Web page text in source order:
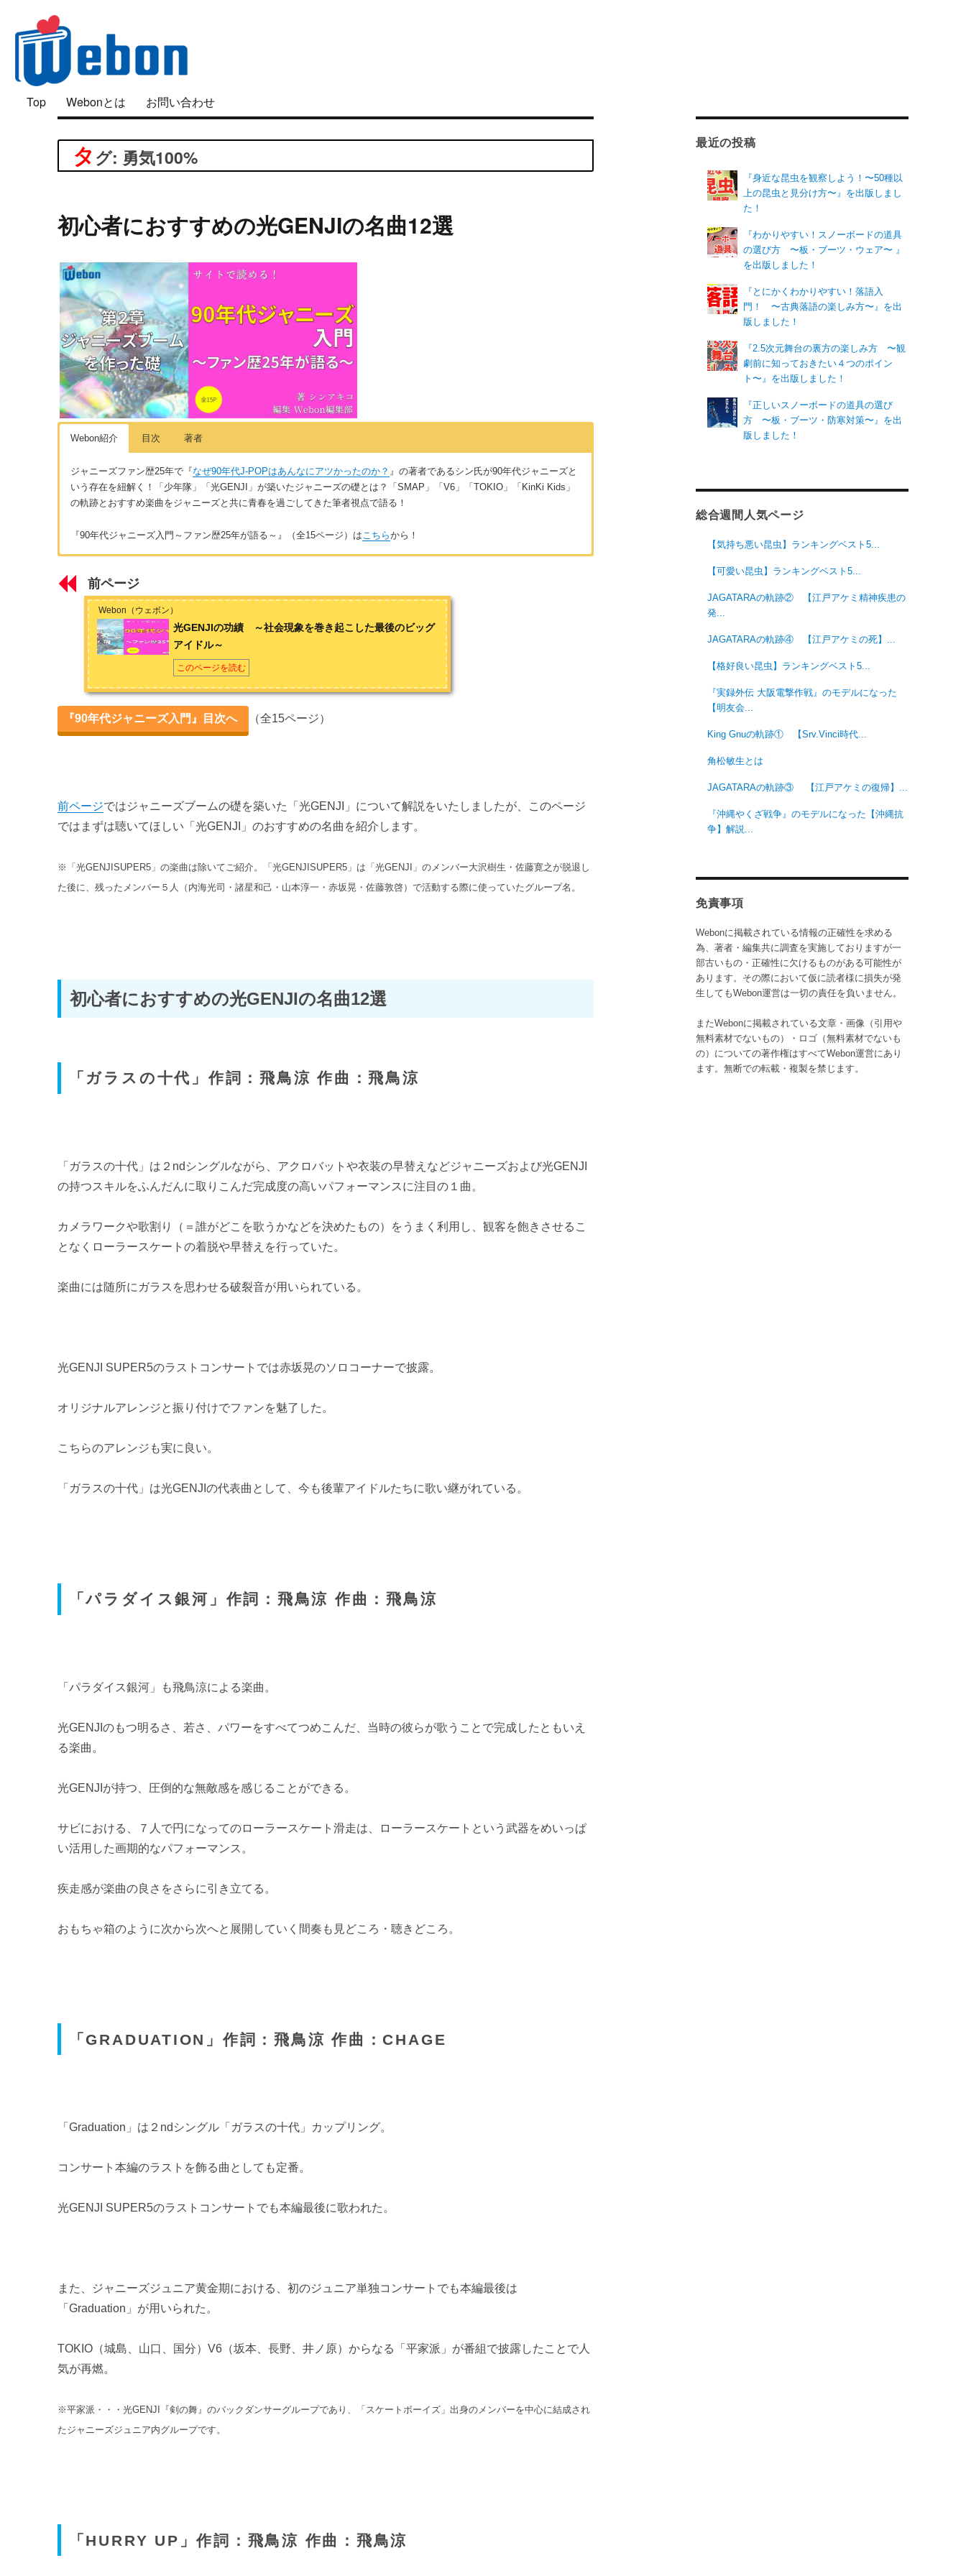
Webon（ウェボン）
「好き」は面白い
Top Webonとは お問い合わせ
タ グ: 勇気100%
初心者におすすめの光GENJIの名曲12選
Webon紹介 目次 著者
ジャニーズファン歴25年で『なぜ90年代J-POPはあんなにアツかったのか？ 』の著者であるシン氏が90年代ジャニーズと
いう存在を紐解く！「少年隊」「光GENJI」が築いたジャニーズの礎とは？「SMAP」「V6」「TOKIO」「KinKi Kids」
の軌跡とおすすめ楽曲をジャニーズと共に青春を過ごしてきた筆者視点で語る！
『90年代ジャニーズ入門～ファン歴25年が語る～』（全15ページ）は こちらから！
90年代ジャニーズの魅力を伝えたい理由
第1章 歴史
ジャニーズブームの歴史
第2章 ジャニーズブームを作った礎
少年隊の功績
初心者におすすめ光GENJIの名曲12選
第3章 90年代ジャニーズの軌跡と名曲
TOKIOの軌跡
TOKIOの90年代のおすすめの名曲７選
V6の90年代のおすすめの名曲10選
30代前半女性。ジャニーズファン歴25年。70年代、80年代、90年代の邦楽を愛している。著書
アツかったのか？: J-POP愛して25年の著者がヒット曲を徹底分析 (Webonブックス) 』
お問い合わせはこちらから
前ページ
Webon（ウェボン）
光GENJIの功績 ～社会現象を巻き起こした最後のビッグ
アイドル～
このページを読む
『90年代ジャニーズ入門』目次へ （全15ページ）
前ページではジャニーズブームの礎を築いた「光GENJI」について解説をいたしましたが、このページ
ではまずは聴いてほしい「光GENJI」のおすすめの名曲を紹介します。
※「光GENJISUPER5」の楽曲は除いてご紹介。「光GENJISUPER5」は「光GENJI」のメンバー大沢樹生・佐藤寛之が脱退し
た後に、残ったメンバー５人（内海光司・諸星和己・山本淳一・赤坂晃・佐藤敦啓）で活動する際に使っていたグループ名。
初心者におすすめの光GENJIの名曲12選
「ガラスの十代」作詞：飛鳥涼 作曲：飛鳥涼
「ガラスの十代」は２ndシングルながら、アクロバットや衣装の早替えなどジャニーズおよび光GENJI
の持つスキルをふんだんに取りこんだ完成度の高いパフォーマンスに注目の１曲。
カメラワークや歌割り（＝誰がどこを歌うかなどを決めたもの）をうまく利用し、観客を飽きさせるこ
となくローラースケートの着脱や早替えを行っていた。
楽曲には随所にガラスを思わせる破裂音が用いられている。
光GENJI SUPER5のラストコンサートでは赤坂晃のソロコーナーで披露。
オリジナルアレンジと振り付けでファンを魅了した。
こちらのアレンジも実に良い。
「ガラスの十代」は光GENJIの代表曲として、今も後輩アイドルたちに歌い継がれている。
「パラダイス銀河」作詞：飛鳥涼 作曲：飛鳥涼
「パラダイス銀河」も飛鳥涼による楽曲。
光GENJIのもつ明るさ、若さ、パワーをすべてつめこんだ、当時の彼らが歌うことで完成したともいえ
る楽曲。
光GENJIが持つ、圧倒的な無敵感を感じることができる。
サビにおける、７人で円になってのローラースケート滑走は、ローラースケートという武器をめいっぱ
い活用した画期的なパフォーマンス。
疾走感が楽曲の良さをさらに引き立てる。
おもちゃ箱のように次から次へと展開していく間奏も見どころ・聴きどころ。
「GRADUATION」作詞：飛鳥涼 作曲：CHAGE
「Graduation」は２ndシングル「ガラスの十代」カップリング。
コンサート本編のラストを飾る曲としても定番。
光GENJI SUPER5のラストコンサートでも本編最後に歌われた。
また、ジャニーズジュニア黄金期における、初のジュニア単独コンサートでも本編最後は
「Graduation」が用いられた。
TOKIO（城島、山口、国分）V6（坂本、長野、井ノ原）からなる「平家派」が番組で披露したことで人
気が再燃。
※平家派・・・光GENJI『剣の舞』のバックダンサーグループであり、「スケートボーイズ」出身のメンバーを中心に結成され
たジャニーズジュニア内グループです。
「HURRY UP」作詞：飛鳥涼 作曲：飛鳥涼
最近の投稿
『身近な昆虫を観察しよう！〜50種以
上の昆虫と見分け方〜』を出版しまし
た！
『わかりやすい！スノーボードの道具
の選び方 〜板・ブーツ・ウェア〜 』
を出版しました！
『とにかくわかりやすい！落語入
門！ 〜古典落語の楽しみ方〜』を出
版しました！
『2.5次元舞台の裏方の楽しみ方 〜観
劇前に知っておきたい４つのポイン
ト〜』を出版しました！
『正しいスノーボードの道具の選び
方 〜板・ブーツ・防寒対策〜』を出
版しました！
総合週間人気ページ
【気持ち悪い昆虫】ランキングベスト5...
【可愛い昆虫】ランキングベスト5...
JAGATARAの軌跡② 【江戸アケミ精神疾患の
発...
JAGATARAの軌跡④ 【江戸アケミの死】...
【格好良い昆虫】ランキングベスト5...
『実録外伝 大阪電撃作戦』のモデルになった
【明友会...
King Gnuの軌跡① 【Srv.Vinci時代...
角松敏生とは
JAGATARAの軌跡③ 【江戸アケミの復帰】...
『沖縄やくざ戦争』のモデルになった【沖縄抗
争】解説...
免責事項
Webonに掲載されている情報の正確性を求める
為、著者・編集共に調査を実施しておりますが一
部古いもの・正確性に欠けるものがある可能性が
あります。その際において仮に読者様に損失が発
生してもWebon運営は一切の責任を負いません。
またWebonに掲載されている文章・画像（引用や
無料素材でないもの）・ロゴ（無料素材でないも
の）についての著作権はすべてWebon運営にあり
ます。無断での転載・複製を禁じます。